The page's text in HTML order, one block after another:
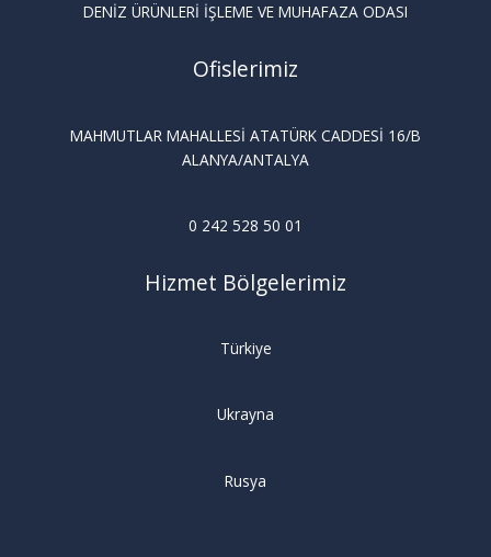
DENİZ ÜRÜNLERİ İŞLEME VE MUHAFAZA ODASI
Ofislerimiz
MAHMUTLAR MAHALLESİ ATATÜRK CADDESİ 16/B
ALANYA/ANTALYA
0 242 528 50 01
Hizmet Bölgelerimiz
Türkiye
Ukrayna
Rusya